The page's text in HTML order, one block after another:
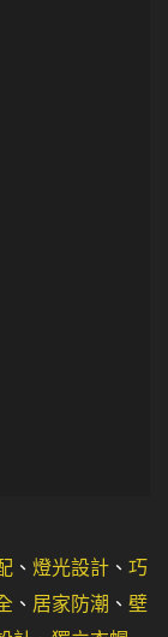
、 燈光設計 、 巧
、 居家防潮 、 壁